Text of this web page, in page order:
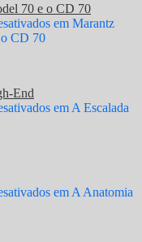
70 e o CD 70
em Marantz
CD 70
End
em A Escalada
em A Anatomia